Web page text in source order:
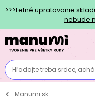
>>>Letné upratovanie
nebude
Hľadajte treba srdce,
Manumi.sk